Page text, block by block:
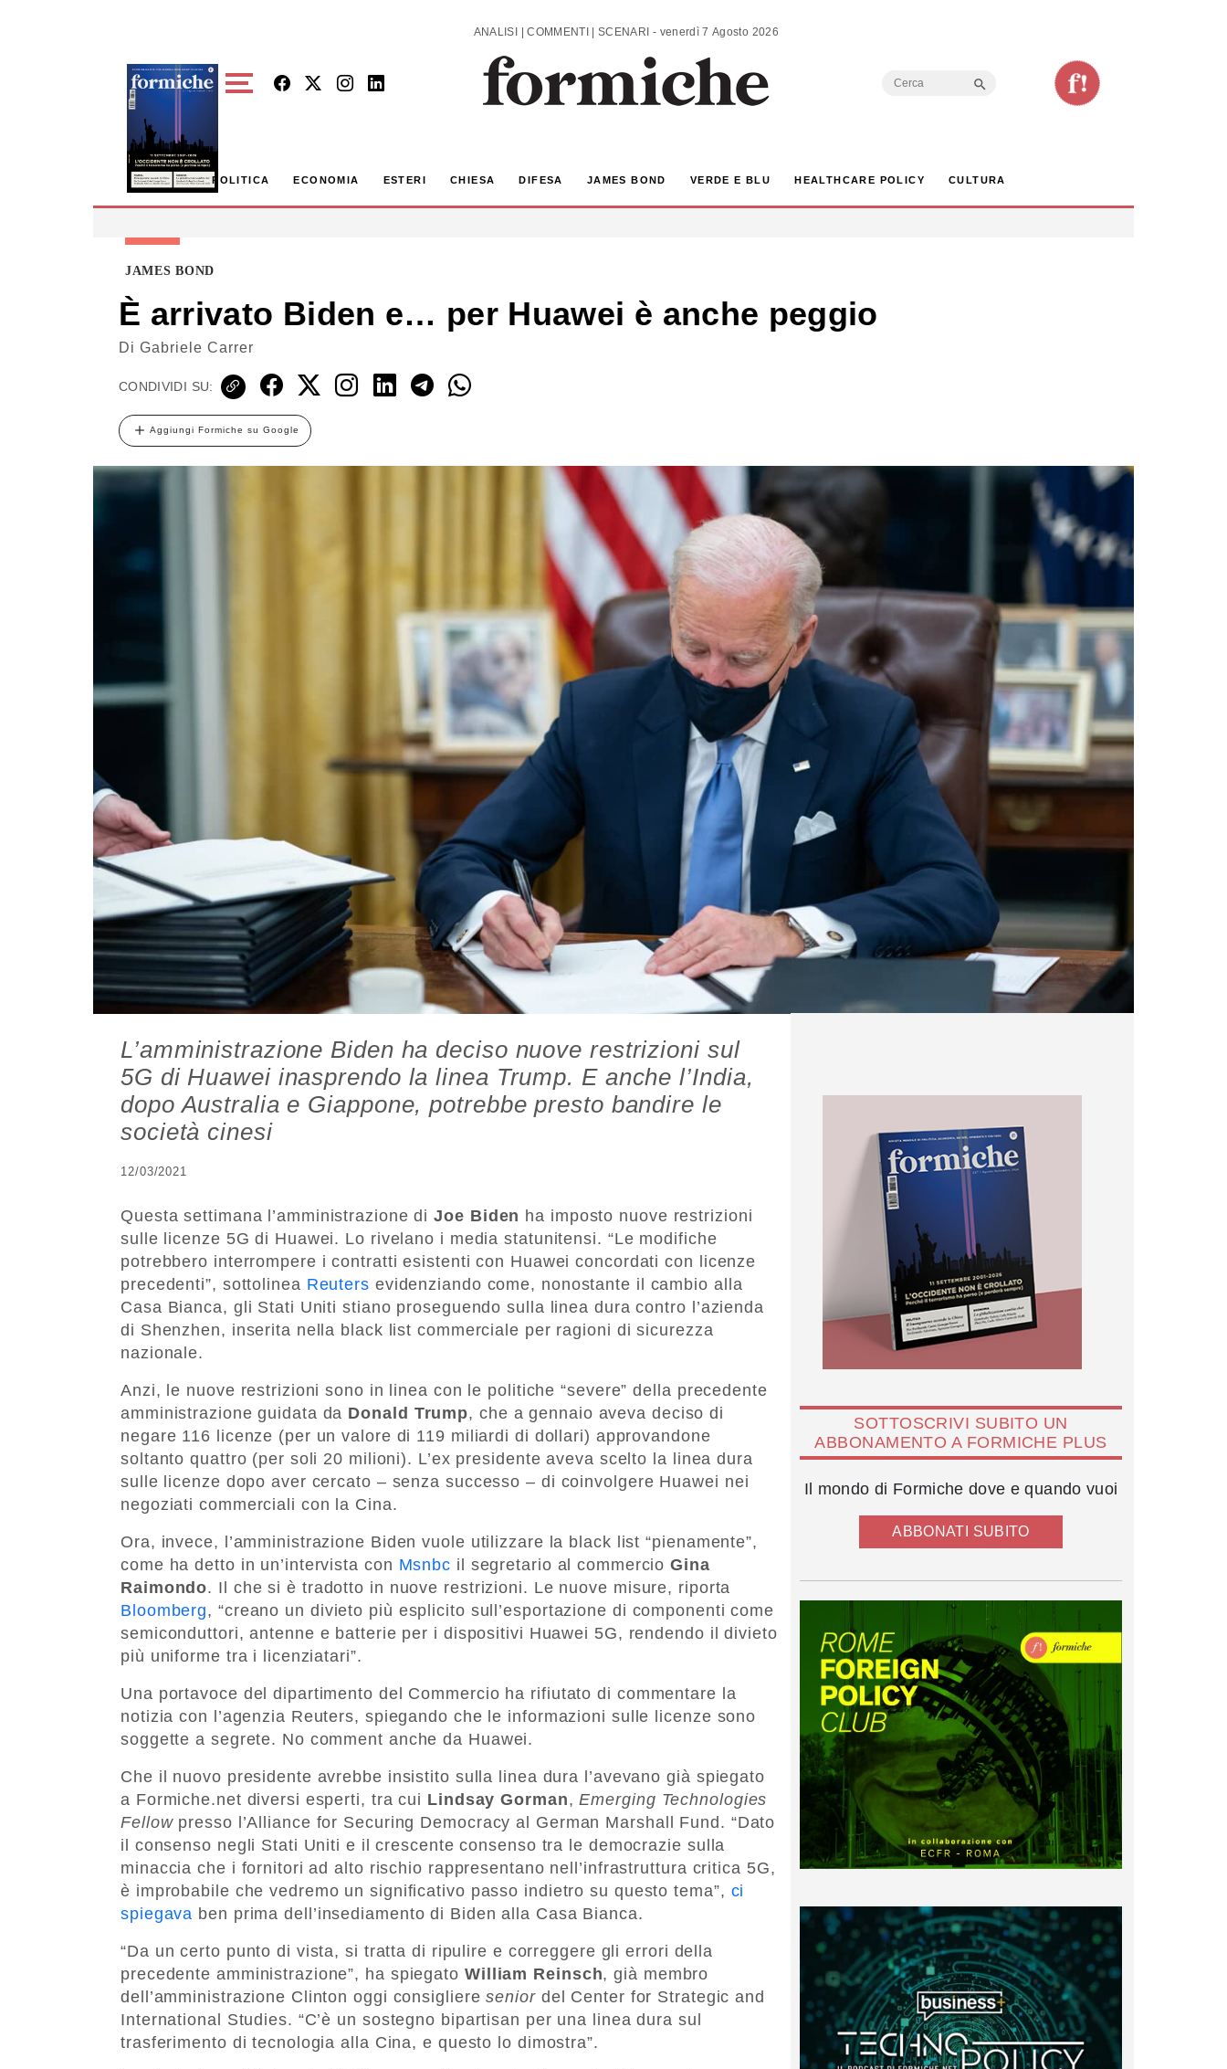
ANALISI | COMMENTI | SCENARI - venerdì 7 Agosto 2026
Search
POLITICA ECONOMIA ESTERI CHIESA DIFESA JAMES BOND VERDE E BLU HEALTHCARE POLICY CULTURA
JAMES BOND
È arrivato Biden e… per Huawei è anche peggio
Di Gabriele Carrer
CONDIVIDI SU:
Aggiungi Formiche su Google
L’amministrazione Biden ha deciso nuove restrizioni sul
5G di Huawei inasprendo la linea Trump. E anche l’India,
dopo Australia e Giappone, potrebbe presto bandire le
società cinesi
12/03/2021
Questa settimana l’amministrazione diJoe Biden ha imposto nuove restrizioni
sulle licenze 5G di Huawei. Lo rivelano i media statunitensi. “Le modifiche
potrebbero interrompere i contratti esistenti con Huawei concordati con licenze
precedenti”, sottolinea Reuters evidenziando come, nonostante il cambio alla
Casa Bianca, gli Stati Uniti stiano proseguendo sulla linea dura contro l’azienda
di Shenzhen, inserita nella black list commerciale per ragioni di sicurezza
nazionale.
Anzi, le nuove restrizioni sono in linea con le politiche “severe” della precedente
amministrazione guidata da Donald Trump, che a gennaio aveva deciso di
negare 116 licenze (per un valore di 119 miliardi di dollari) approvandone
soltanto quattro (per soli 20 milioni). L’ex presidente aveva scelto la linea dura
sulle licenze dopo aver cercato – senza successo – di coinvolgere Huawei nei
negoziati commerciali con la Cina.
Ora, invece, l’amministrazione Biden vuole utilizzare la black list “pienamente”,
come ha detto in un’intervista con Msnbc il segretario al commercioGina
Raimondo. Il che si è tradotto in nuove restrizioni. Le nuove misure, riporta
Bloomberg, “creano un divieto più esplicito sull’esportazione di componenti come
semiconduttori, antenne e batterie per i dispositivi Huawei 5G, rendendo il divieto
più uniforme tra i licenziatari”.
Una portavoce del dipartimento del Commercio ha rifiutato di commentare la
notizia con l’agenzia Reuters, spiegando che le informazioni sulle licenze sono
soggette a segrete. No comment anche da Huawei.
Che il nuovo presidente avrebbe insistito sulla linea dura l’avevano già spiegato
a Formiche.net diversi esperti, tra cui Lindsay Gorman,Emerging Technologies
Fellowpresso l’Alliance for Securing Democracy al German Marshall Fund. “Dato
il consenso negli Stati Uniti e il crescente consenso tra le democrazie sulla
minaccia che i fornitori ad alto rischio rappresentano nell’infrastruttura critica 5G,
è improbabile che vedremo un significativo passo indietro su questo tema”, ci
spiegava ben prima dell’insediamento di Biden alla Casa Bianca.
“Da un certo punto di vista, si tratta di ripulire e correggere gli errori della
precedente amministrazione”, ha spiegato William Reinsch, già membro
dell’amministrazione Clinton oggi consigliereseniordel Center for Strategic and
International Studies. “C’è un sostegno bipartisan per una linea dura sul
trasferimento di tecnologia alla Cina, e questo lo dimostra”.
SOTTOSCRIVI SUBITO UN
ABBONAMENTO A FORMICHE PLUS
Il mondo di Formiche dove e quando vuoi
ABBONATI SUBITO